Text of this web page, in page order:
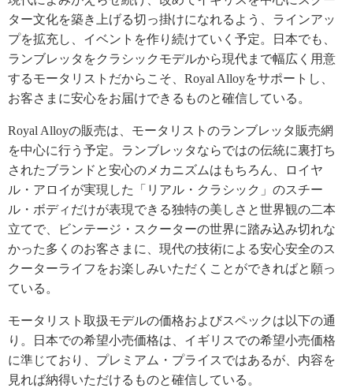
ター文化を築き上げる切っ掛けになれるよう、ラインアッ
プを拡充し、イベントを作り続けていく予定。日本でも、
ランブレッタをクラシックモデルから現代まで幅広く用意
するモータリストだからこそ、Royal Alloyをサポートし、
お客さまに安心をお届けできるものと確信している。
Royal Alloyの販売は、モータリストのランブレッタ販売網
を中心に行う予定。ランブレッタならではの伝統に裏打ち
されたブランドと安心のメカニズムはもちろん、ロイヤ
ル・アロイが実現した「リアル・クラシック」のスチー
ル・ボディだけが表現できる独特の美しさと世界観の二本
立てで、ビンテージ・スクーターの世界に踏み込み切れな
かった多くのお客さまに、現代の技術による安心安全のス
クーターライフをお楽しみいただくことができればと願っ
ている。
モータリスト取扱モデルの価格およびスペックは以下の通
り。日本での希望小売価格は、イギリスでの希望小売価格
に準じており、プレミアム・プライスではあるが、内容を
見れば納得いただけるものと確信している。